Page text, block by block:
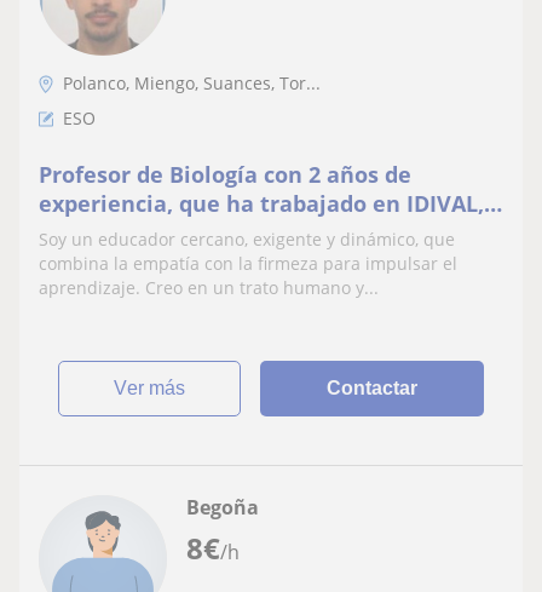
Polanco, Miengo, Suances, Tor...
ESO
Profesor de Biología con 2 años de
experiencia, que ha trabajado en IDIVAL,
ofrece clases particulares en Cantabria.
Soy un educador cercano, exigente y dinámico, que
combina la empatía con la firmeza para impulsar el
aprendizaje. Creo en un trato humano y...
ver más Contactar
8€/h
Begoña